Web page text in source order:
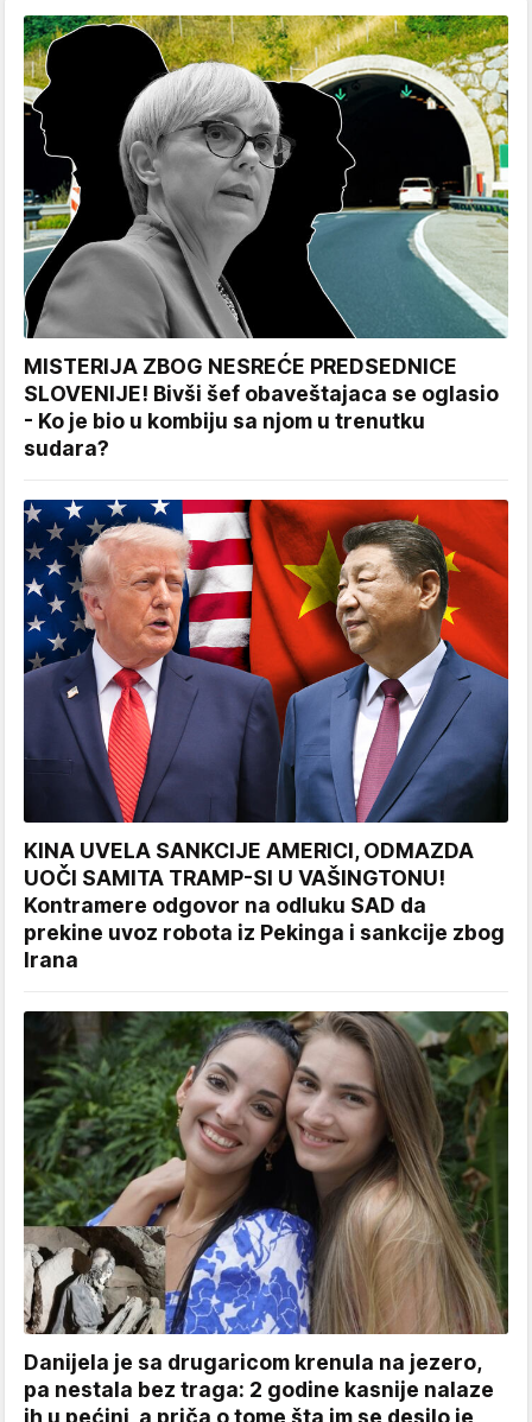
MISTERIJA ZBOG NESREĆE PREDSEDNICE
SLOVENIJE! Bivši šef obaveštajaca se oglasio
- Ko je bio u kombiju sa njom u trenutku
sudara?
KINA UVELA SANKCIJE AMERICI, ODMAZDA
UOČI SAMITA TRAMP-SI U VAŠINGTONU!
Kontramere odgovor na odluku SAD da
prekine uvoz robota iz Pekinga i sankcije zbog
Irana
Danijela je sa drugaricom krenula na jezero,
pa nestala bez traga: 2 godine kasnije nalaze
ih u pećini, a priča o tome šta im se desilo je